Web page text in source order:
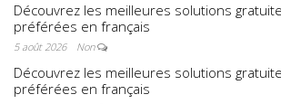
Découvrez les meilleures solutions
préférées en français
5 août 2026 Non
Découvrez les meilleures solutions
préférées en français